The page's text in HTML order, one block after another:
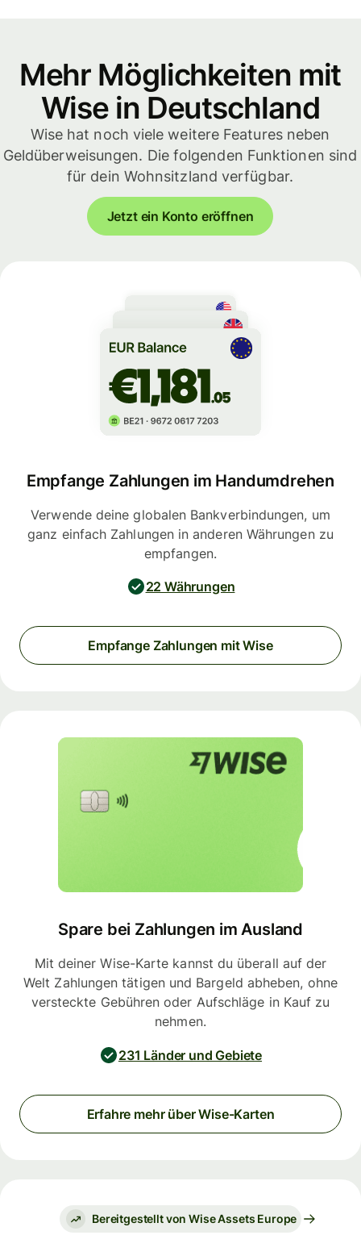
Mehr Möglichkeiten mit
Wise in Deutschland
Wise hat noch viele weitere Features neben
Geldüberweisungen. Die folgenden Funktionen sind
für dein Wohnsitzland verfügbar.
Jetzt ein Konto eröffnen
Empfange Zahlungen im Handumdrehen
Verwende deine globalen Bankverbindungen, um
ganz einfach Zahlungen in anderen Währungen zu
empfangen.
22 Währungen
Empfange Zahlungen mit Wise
Spare bei Zahlungen im Ausland
Mit deiner Wise-Karte kannst du überall auf der
Welt Zahlungen tätigen und Bargeld abheben, ohne
versteckte Gebühren oder Aufschläge in Kauf zu
nehmen.
231 Länder und Gebiete
Erfahre mehr über Wise-Karten
Bereitgestellt von Wise Assets Europe